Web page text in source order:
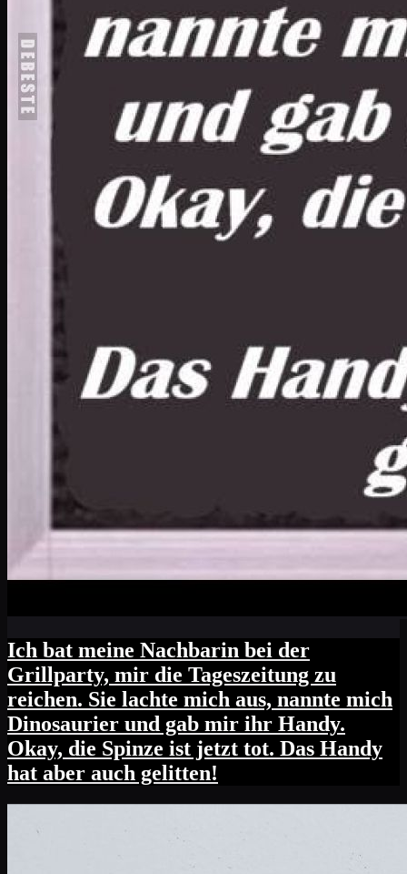
Ich bat meine Nachbarin bei der
Grillparty, mir die Tageszeitung zu
reichen. Sie lachte mich aus, nannte mich
Dinosaurier und gab mir ihr Handy.
Okay, die Spinze ist jetzt tot. Das Handy
hat aber auch gelitten!